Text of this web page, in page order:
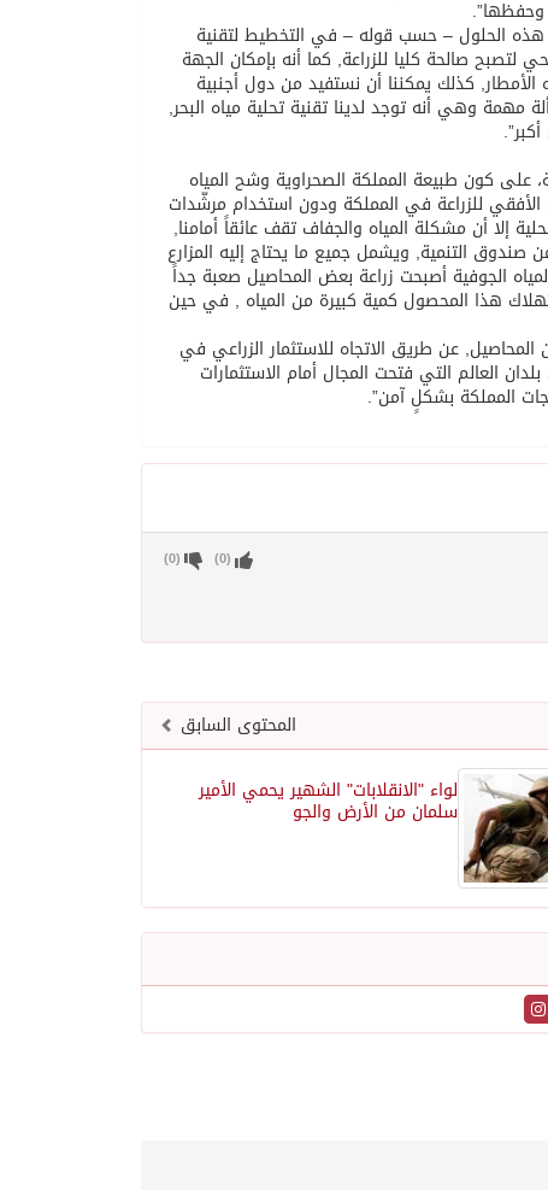
هذه الحلول – حسب قوله – في التخطيط لتقنية
لتصبح صالحة كليا للزراعة, كما أنه بإمكان الجهة
كذلك يمكننا أن نستفيد من دول أجنبية
وهي أنه توجد لدينا تقنية تحلية مياه البحر,
كون طبيعة المملكة الصحراوية وشح المياه
للزراعة في المملكة ودون استخدام مرشّدات
إلا أن مشكلة المياه والجفاف تقف عائقاً أمامنا,
صندوق التنمية, ويشمل جميع ما يحتاج إليه المزارع
الجوفية أصبحت زراعة بعض المحاصيل صعبة جداً
زراعة القمح كلياً, لاستهلاك هذا المحصول كمية كبيرة من المياه , في حين
عن طريق الاتجاه للاستثمار الزراعي في
العالم التي فتحت المجال أمام الاستثمارات
المملكة بشكلٍ آمن”.
(
0
) (
0
)
المحتوى السابق
لواء "الانقلابات" الشهير يحمي الأمير
سلمان من الأرض والجو